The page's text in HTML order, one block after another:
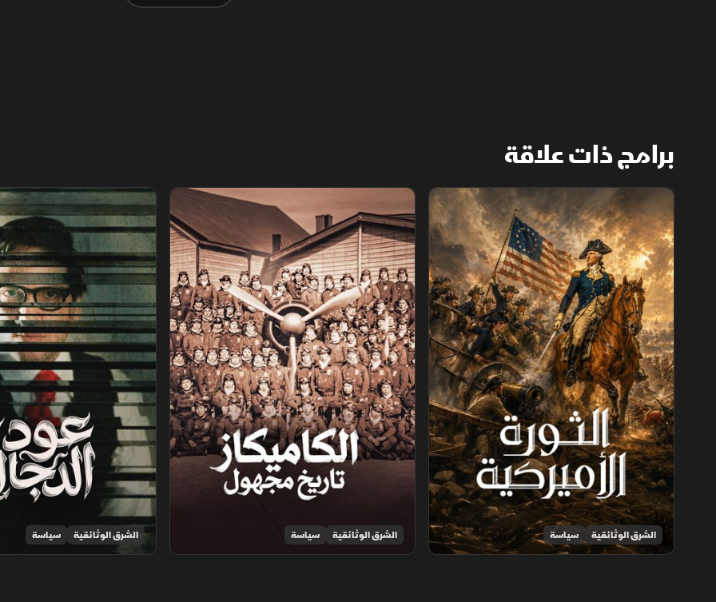
برامج ذات علاقة
الثورة الأميركية
الشرق الوثائقية سياسة
الكاميكاز.. تاريخ مجهول
الشرق الوثائقية سياسة
عودة الدجال
الشرق الوثائقية سياسة